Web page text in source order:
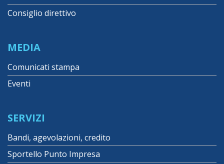
Consiglio direttivo
MEDIA
Comunicati stampa
Eventi
SERVIZI
Bandi, agevolazioni, credito
Sportello Punto Impresa